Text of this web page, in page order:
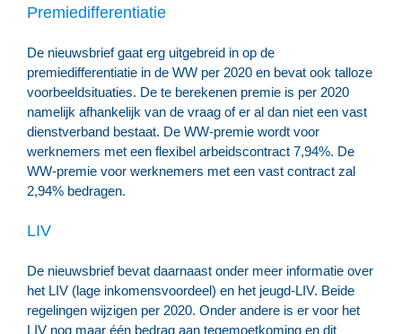
Premiedifferentiatie
De nieuwsbrief gaat erg uitgebreid in op de
premiedifferentiatie in de WW per 2020 en bevat ook talloze
voorbeeldsituaties. De te berekenen premie is per 2020
namelijk afhankelijk van de vraag of er al dan niet een vast
dienstverband bestaat. De WW-premie wordt voor
werknemers met een flexibel arbeidscontract 7,94%. De
WW-premie voor werknemers met een vast contract zal
2,94% bedragen.
LIV
De nieuwsbrief bevat daarnaast onder meer informatie over
het LIV (lage inkomensvoordeel) en het jeugd-LIV. Beide
regelingen wijzigen per 2020. Onder andere is er voor het
LIV nog maar één bedrag aan tegemoetkoming en dit